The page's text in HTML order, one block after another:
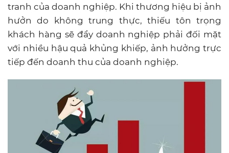
tranh của doanh nghiệp. Khi thương hiệu bị ảnh
hưởn do không trung thực, thiếu tôn trọng
khách hàng sẽ đẩy doanh nghiệp phải đối mặt
với nhiều hậu quả khủng khiếp, ảnh hưởng trực
tiếp đến doanh thu của doanh nghiệp.